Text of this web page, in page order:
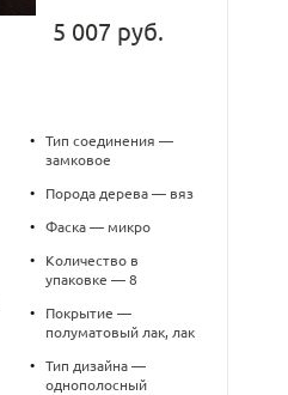
5 007 руб.
•
Тип соединения —
замковое
• Порода дерева — вяз
• Фаска — микро
•
Количество в
упаковке — 8
•
Покрытие —
полуматовый лак, лак
•
Тип дизайна —
однополосный